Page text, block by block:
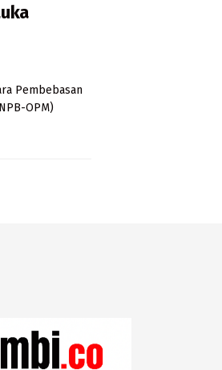
Pembebasan
OPM)